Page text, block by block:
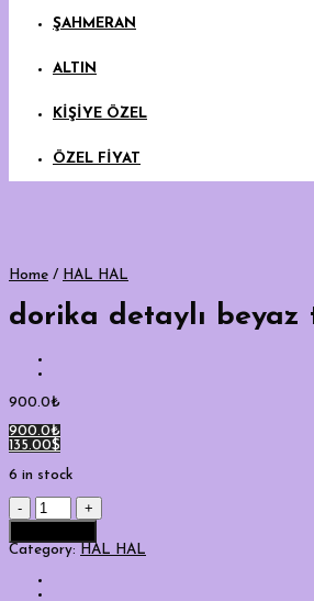
ŞAHMERAN
ALTIN
KİŞİYE ÖZEL
ÖZEL FİYAT
Home / HAL HAL
dorika detaylı beyaz
900.0₺
900.0₺
135.00$
6 in stock
dorika
detaylı
taş
halhal
Category: HAL HAL